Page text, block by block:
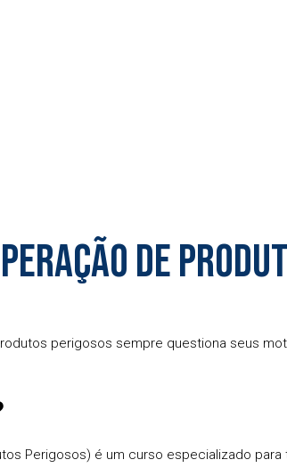
de
perigosos sempre questiona seus
Perigosos) é um curso especializado